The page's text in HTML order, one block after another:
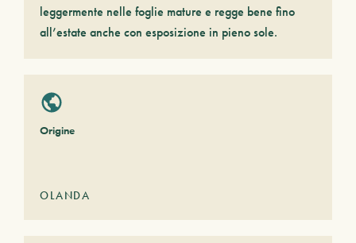
leggermente nelle foglie mature e regge bene fino
all’estate anche con esposizione in pieno sole.
Origine
OLANDA